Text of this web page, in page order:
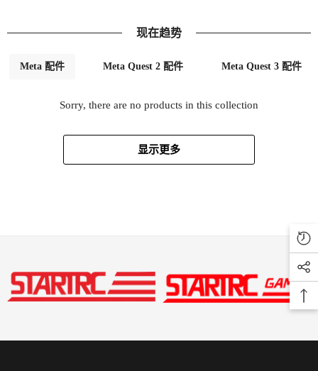
现在趋势
Meta 配件 Meta Quest 2 配件 Meta Quest 3 配件
Sorry, there are no products in this collection
显示更多